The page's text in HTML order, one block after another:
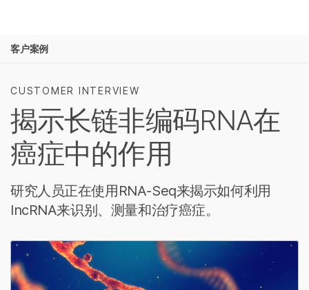
解决方案
学习
公司
支持
推荐内容链接
客户案例
CUSTOMER INTERVIEW
揭示长链非编码RNA在
癌症中的作用
研究人员正在使用RNA-Seq来揭示如何利用
lncRNA来识别、测量和治疗癌症。
查看更多相关内容。选择您感兴趣的领域:
农业基因组学
复杂疾病
遗传病和罕见病